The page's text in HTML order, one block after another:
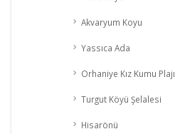
Akvaryum Koyu
Yassıca Ada
Orhaniye Kız Kumu Plajı
Turgut Köyü Şelalesi
Hisarönü